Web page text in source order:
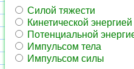
Силой тяжести
Кинетической энергией
Потенциальной
Импульсом тела
Импульсом силы